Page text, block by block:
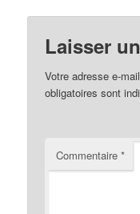
Laisser
Votre adresse e-
obligatoires sont
Commentaire*